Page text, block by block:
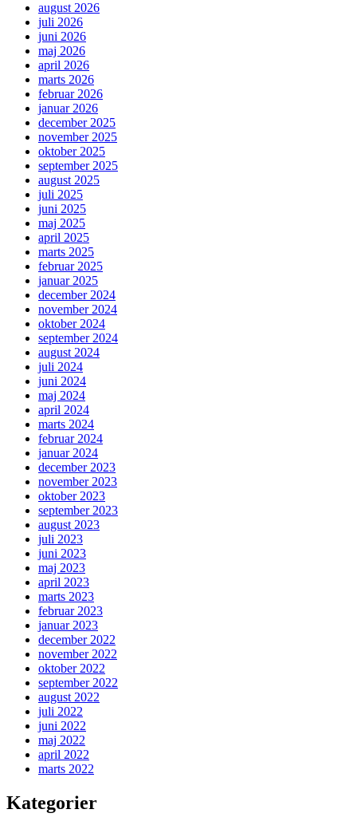
august 2026
juli 2026
juni 2026
maj 2026
april 2026
marts 2026
februar 2026
januar 2026
december 2025
november 2025
oktober 2025
september 2025
august 2025
juli 2025
juni 2025
maj 2025
april 2025
marts 2025
februar 2025
januar 2025
december 2024
november 2024
oktober 2024
september 2024
august 2024
juli 2024
juni 2024
maj 2024
april 2024
marts 2024
februar 2024
januar 2024
december 2023
november 2023
oktober 2023
september 2023
august 2023
juli 2023
juni 2023
maj 2023
april 2023
marts 2023
februar 2023
januar 2023
december 2022
november 2022
oktober 2022
september 2022
august 2022
juli 2022
juni 2022
maj 2022
april 2022
marts 2022
Kategorier